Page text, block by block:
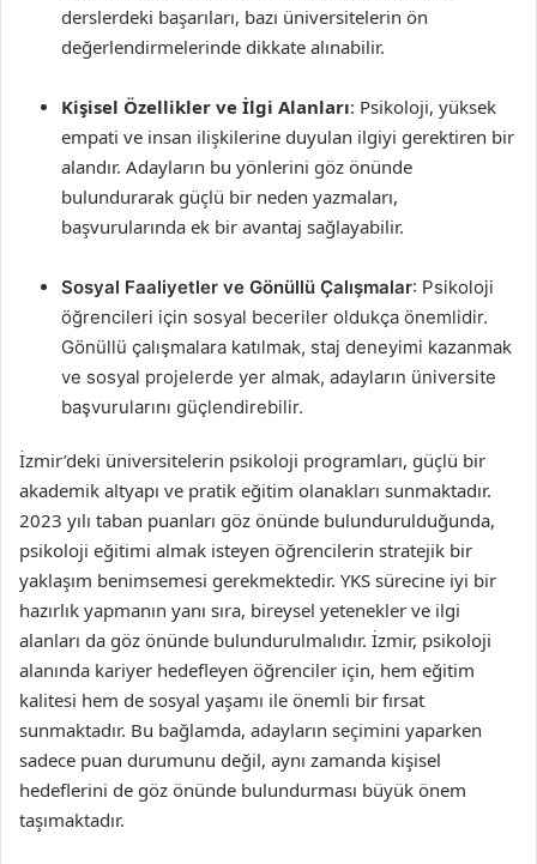
derslerdeki başarıları, bazı üniversitelerin ön
değerlendirmelerinde dikkate alınabilir.
Kişisel Özellikler ve İlgi Alanları: Psikoloji, yüksek
empati ve insan ilişkilerine duyulan ilgiyi gerektiren bir
alandır. Adayların bu yönlerini göz önünde
bulundurarak güçlü bir neden yazmaları,
başvurularında ek bir avantaj sağlayabilir.
Sosyal Faaliyetler ve Gönüllü Çalışmalar: Psikoloji
öğrencileri için sosyal beceriler oldukça önemlidir.
Gönüllü çalışmalara katılmak, staj deneyimi kazanmak
ve sosyal projelerde yer almak, adayların üniversite
başvurularını güçlendirebilir.
İzmir’deki üniversitelerin psikoloji programları, güçlü bir
akademik altyapı ve pratik eğitim olanakları sunmaktadır.
2023 yılı taban puanları göz önünde bulundurulduğunda,
psikoloji eğitimi almak isteyen öğrencilerin stratejik bir
yaklaşım benimsemesi gerekmektedir. YKS sürecine iyi bir
hazırlık yapmanın yanı sıra, bireysel yetenekler ve ilgi
alanları da göz önünde bulundurulmalıdır. İzmir, psikoloji
alanında kariyer hedefleyen öğrenciler için, hem eğitim
kalitesi hem de sosyal yaşamı ile önemli bir fırsat
sunmaktadır. Bu bağlamda, adayların seçimini yaparken
sadece puan durumunu değil, aynı zamanda kişisel
hedeflerini de göz önünde bulundurması büyük önem
taşımaktadır.